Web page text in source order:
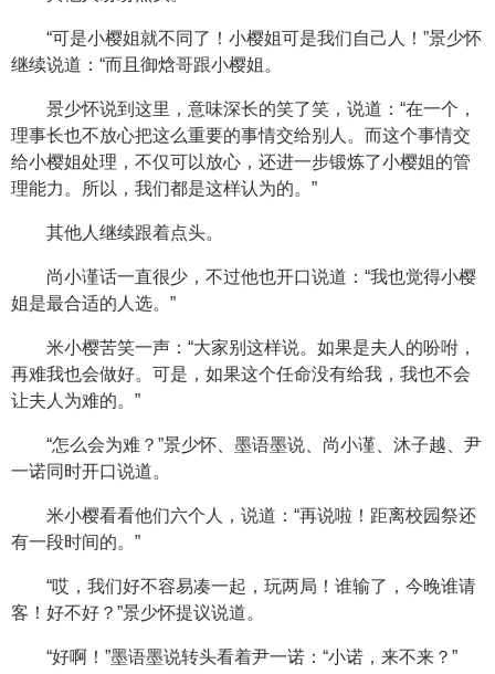
“可是小樱姐就不同了！小樱姐可是我们自己人！”景少怀
继续说道：“而且御焓哥跟小樱姐。
景少怀说到这里，意味深长的笑了笑，说道：“在一个，
理事长也不放心把这么重要的事情交给别人。而这个事情交
给小樱姐处理，不仅可以放心，还进一步锻炼了小樱姐的管
理能力。所以，我们都是这样认为的。”
其他人继续跟着点头。
尚小谨话一直很少，不过他也开口说道：“我也觉得小樱
姐是最合适的人选。”
米小樱苦笑一声：“大家别这样说。如果是夫人的吩咐，
再难我也会做好。可是，如果这个任命没有给我，我也不会
让夫人为难的。”
“怎么会为难？”景少怀、墨语墨说、尚小谨、沐子越、尹
一诺同时开口说道。
米小樱看看他们六个人，说道：“再说啦！距离校园祭还
有一段时间的。”
“哎，我们好不容易凑一起，玩两局！谁输了，今晚谁请
客！好不好？”景少怀提议说道。
“好啊！”墨语墨说转头看着尹一诺：“小诺，来不来？”